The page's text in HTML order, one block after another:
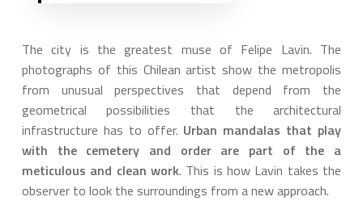
The city is the greatest muse of Felipe Lavin. The
photographs of this Chilean artist show the metropolis
from unusual perspectives that depend from the
geometrical possibilities that the architectural
infrastructure has to offer. Urban mandalas that play
with the cemetery and order are part of the a
meticulous and clean work. This is how Lavin takes the
observer to look the surroundings from a new approach.